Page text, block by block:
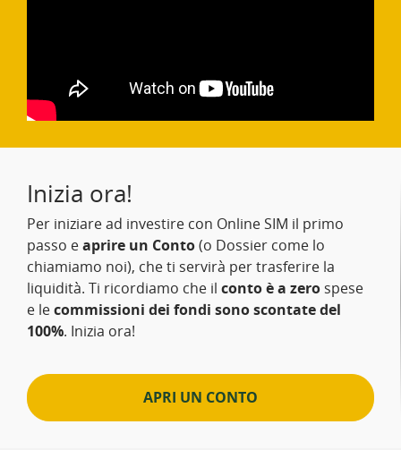
Inizia ora!
Per iniziare ad investire con Online SIM il primo
passo eaprire un Conto(o Dossier come lo
chiamiamo noi), che ti servirà per trasferire la
liquidità. Ti ricordiamo che il conto è a zero spese
e lecommissioni dei fondi sono scontate del
100%. Inizia ora!
APRI UN CONTO